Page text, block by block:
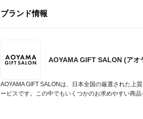
ブランド情報
AOYAMA GIFT SALON (アオ
AOYAMA GIFT SALONは、日本全国の厳選された上
ービスです。この中でもいくつかのお求めやすい商品